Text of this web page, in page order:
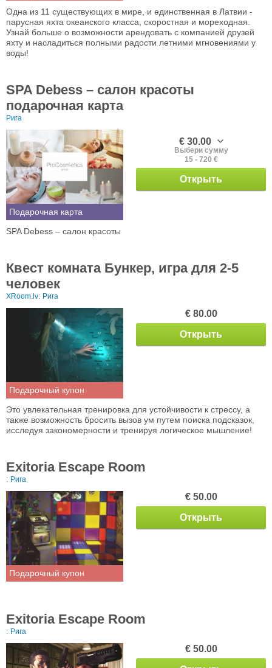
Одна из 11 существующих в мире, и единственная в Латвии -
парусная яхта океанского класса, скоростная и мореходная.
Узнай больше о возможности арендовать с компанией друзей
яхту и насладиться полными радости летними мгновениями у
воды!
SPA Debess – салон красоты
подарочная карта
Рига
Подарочная карта
€ 30.00
Выбери сумму
15 - 720 €
Открыть
SPA Debess – салон красоты
Квест комната Бункер, игра для 2-5
человек
XRoom.lv: Рига
Подарочный купон
€ 80.00
Открыть
Это увлекательная тренировка для устойчивости к стрессу, а
также возможность бросить вызов ум путем поиска подсказок,
исследуя закономерности и тренируя логическое мышление!
Exitoria Escape Room
: Рига
Подарочный купон
€ 50.00
Открыть
Exitoria Escape Room
: Рига
€ 50.00